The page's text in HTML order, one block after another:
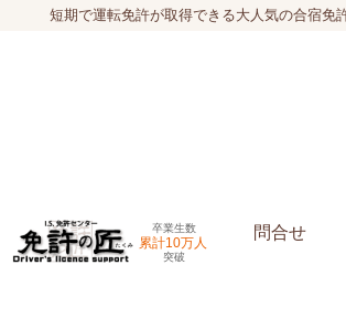
短期で運転免許が取得できる大人気の合宿免
卒業生数
累計10万人
突破
問合せ